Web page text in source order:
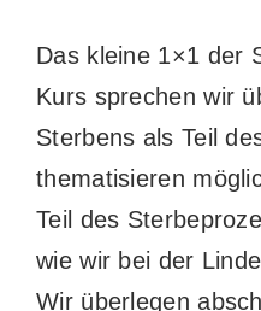
Das kleine 1×1 der
Kurs sprechen wir
Sterbens als Teil
thematisieren
Teil des
wie wir bei der
Wir überlegen